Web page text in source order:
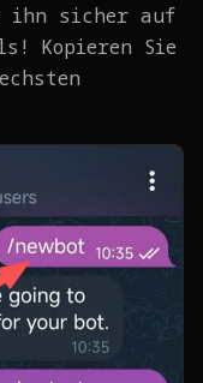
ihn sicher auf
Kopieren Sie